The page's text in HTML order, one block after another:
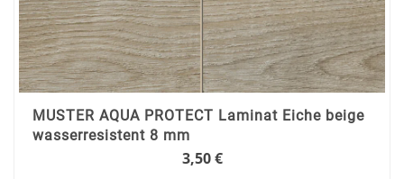
MUSTER AQUA PROTECT Laminat Eiche beige
wasserresistent 8 mm
3,50 €